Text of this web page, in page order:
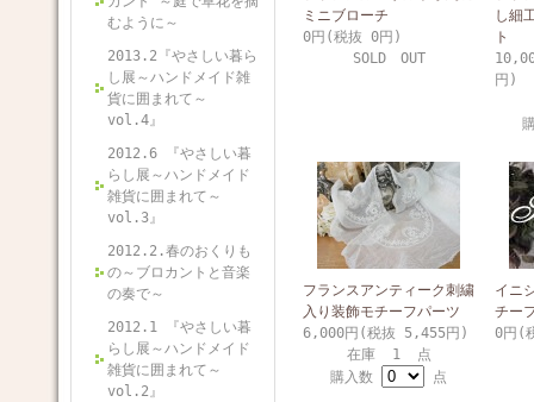
むように～
2013.2『やさしい暮ら
し展～ハンドメイド雑
貨に囲まれて～
vol.4』
2012.6 『やさしい暮
らし展～ハンドメイド
雑貨に囲まれて～
vol.3』
2012.2.春のおくりも
の～ブロカントと音楽
の奏で～
2012.1 『やさしい暮
らし展～ハンドメイド
雑貨に囲まれて～
vol.2』
ミニブローチ
0円(税抜 0円)
SOLD OUT
し細
ト
円)
フランスアンティーク刺繍
入り装飾モチーフパーツ
6,000円(税抜 5,455円)
在庫 1 点
購入数
点
イニ
チー
0円(